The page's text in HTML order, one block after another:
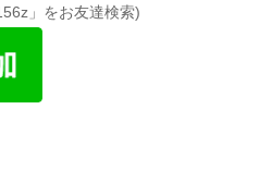
」をお友達検索)